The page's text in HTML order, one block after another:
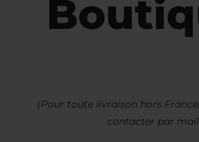
(Pour toute livraison hors
contacter par